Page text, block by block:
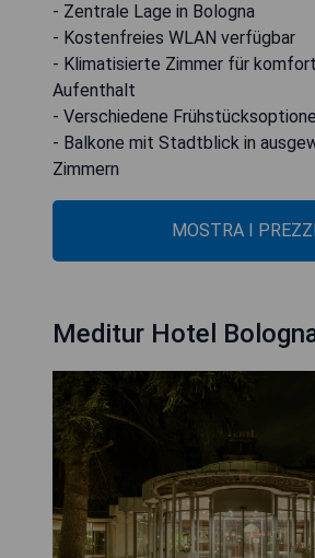
- Zentrale Lage in Bologna
- Kostenfreies WLAN verfügbar
- Klimatisierte Zimmer für
Aufenthalt
- Verschiedene
- Balkone mit Stadtblick in
Zimmern
MOSTRA I PREZZI
Meditur Hotel